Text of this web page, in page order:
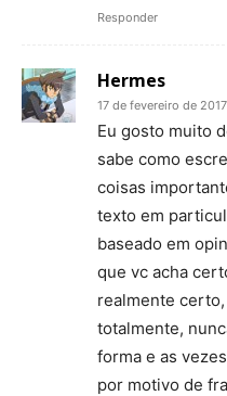
Responder
Hermes
17 de fevereiro de 2017
Eu gosto muito
sabe como
coisas
texto em
baseado em
que vc acha
realmente
totalmente,
forma e as
por motivo de